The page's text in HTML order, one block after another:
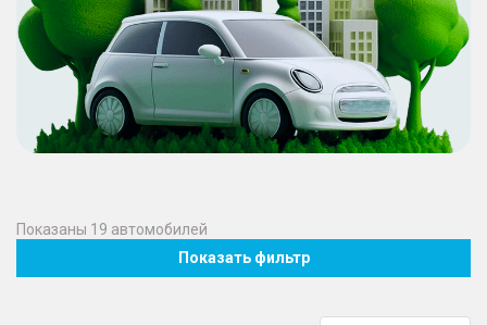
Показаны 19 автомобилей
Показать фильтр